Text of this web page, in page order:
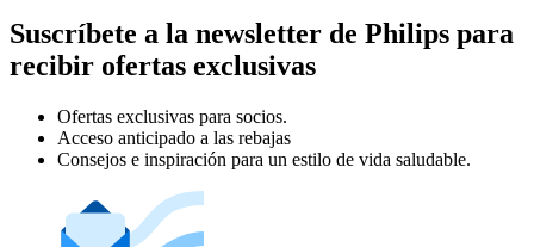
Suscríbete a la newsletter de Philips para
recibir ofertas exclusivas
Ofertas exclusivas para socios.
Acceso anticipado a las rebajas
Consejos e inspiración para un estilo de vida saludable.